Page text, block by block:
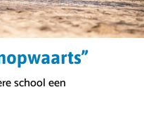
school een